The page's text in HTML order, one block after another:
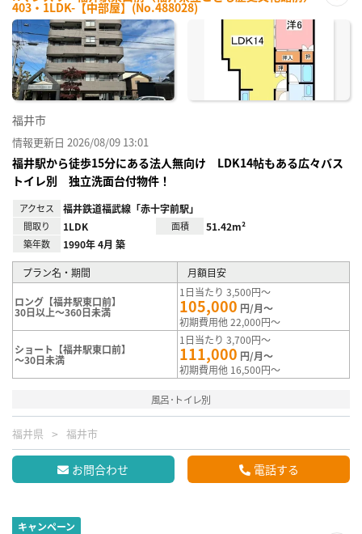
403・1LDK-【中部屋】(No.488028)
に入
福井市
情報更新日 2026/08/09 13:01
福井駅から徒歩15分にある法人無向け LDK14帖もある広々バス
トイレ別 独立洗面台付物件！
アクセス 福井鉄道福武線「赤十字前駅」
間取り 1LDK 面積 51.42m²
築年数 1990年 4月 築
プラン名・期間 月額目安
ロング【福井駅東口前】
30日以上～360日未満
1日当たり 3,500円～
105,000 円/月～
初期費用他 22,000円～
ショート【福井駅東口前】
～30日未満
1日当たり 3,700円～
111,000 円/月～
初期費用他 16,500円～
風呂･トイレ別
福井県 福井市
お問合わせ 電話する
キャンペーン